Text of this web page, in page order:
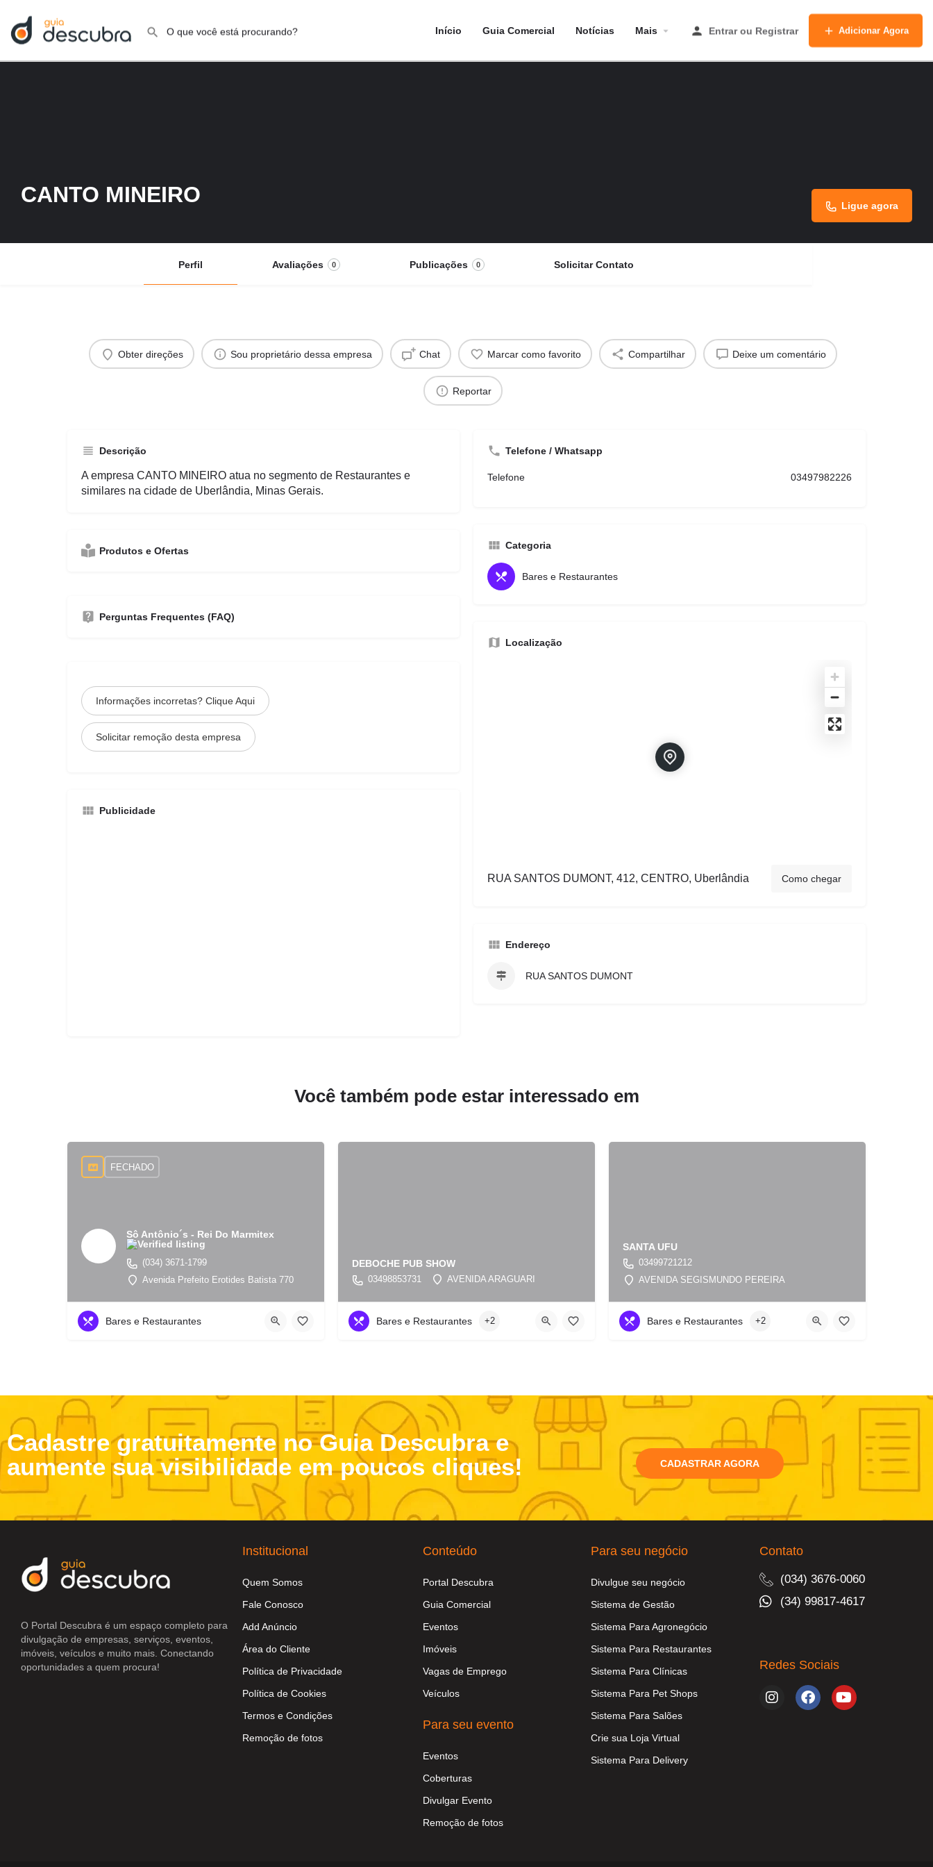
Início Guia Comercial Notícias Mais Entrar ou Registrar Adicionar Agora
CANTO MINEIRO Ligue agora
Perfil Avaliações 0 Publicações 0 Solicitar Contato
Obter direções Sou proprietário dessa empresa Chat Marcar como favorito Compartilhar Deixe um comentário
Reportar
Descrição
A empresa CANTO MINEIRO atua no segmento de Restaurantes e
similares na cidade de Uberlândia, Minas Gerais.
Produtos e Ofertas
Perguntas Frequentes (FAQ)
Informações incorretas? Clique Aqui
Solicitar remoção desta empresa
Publicidade
Telefone / Whatsapp
Telefone 03497982226
Categoria
Bares e Restaurantes
Localização
RUA SANTOS DUMONT, 412, CENTRO, Uberlândia Como chegar
Endereço
RUA SANTOS DUMONT
Você também pode estar interessado em
Sô Antônio´s - Rei Do Marmitex
(034) 3671-1799
Avenida Prefeito Erotides Batista 770
FECHADO
Bares e Restaurantes
DEBOCHE PUB SHOW
03498853731 AVENIDA ARAGUARI
Bares e Restaurantes +2
SANTA UFU
03499721212
AVENIDA SEGISMUNDO PEREIRA
Bares e Restaurantes +2
Cadastre gratuitamente no Guia Descubra e
aumente sua visibilidade em poucos cliques!
CADASTRAR AGORA
O Portal Descubra é um espaço completo para
divulgação de empresas, serviços, eventos,
imóveis, veículos e muito mais. Conectando
oportunidades a quem procura!
Institucional
Quem Somos
Fale Conosco
Add Anúncio
Área do Cliente
Política de Privacidade
Política de Cookies
Termos e Condições
Remoção de fotos
Conteúdo
Portal Descubra
Guia Comercial
Eventos
Imóveis
Vagas de Emprego
Veículos
Para seu evento
Eventos
Coberturas
Divulgar Evento
Remoção de fotos
Para seu negócio
Divulgue seu negócio
Sistema de Gestão
Sistema Para Agronegócio
Sistema Para Restaurantes
Sistema Para Clínicas
Sistema Para Pet Shops
Sistema Para Salões
Crie sua Loja Virtual
Sistema Para Delivery
Contato
(034) 3676-0060
(34) 99817-4617
Redes Sociais